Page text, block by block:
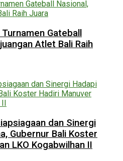
Gateball
Atlet Bali Raih
dan Sinergi
Gubernur Bali Koster
LKO Kogabwilhan II